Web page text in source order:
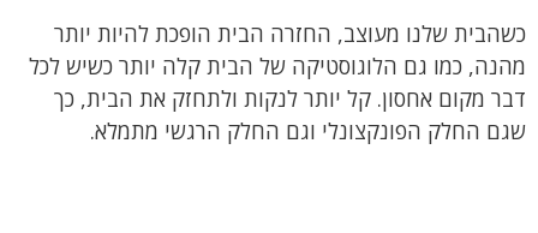
כשהבית שלנו מעוצב, החזרה הבית הופכת להיות יותר
מהנה, כמו גם הלוגוסטיקה של הבית קלה יותר כשיש לכל
דבר מקום אחסון. קל יותר לנקות ולתחזק את הבית, כך
שגם החלק הפונקצונלי וגם החלק הרגשי מתמלא.